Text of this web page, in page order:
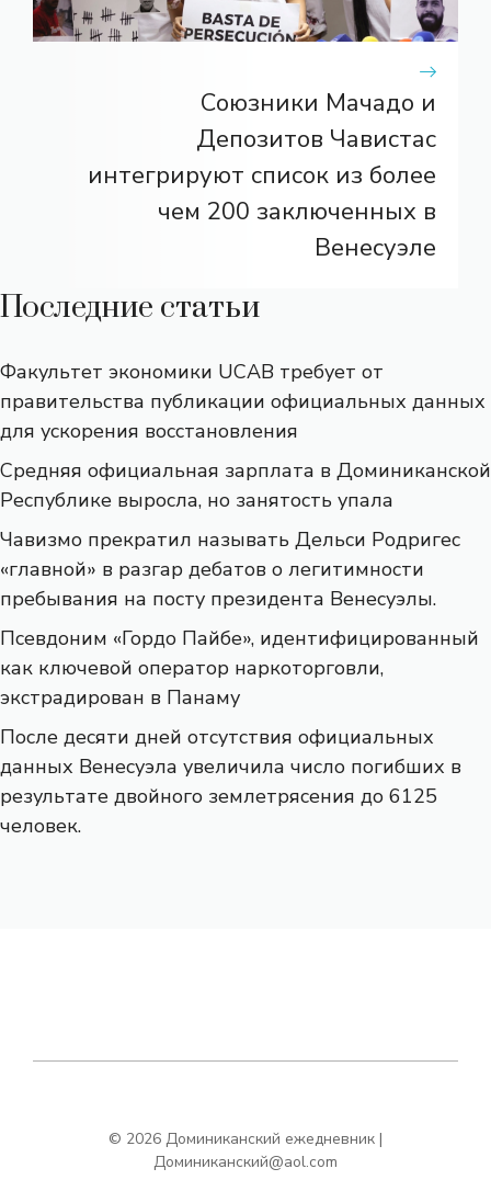
Союзники Мачадо и
Депозитов Чавистас
интегрируют список из более
чем 200 заключенных в
Венесуэле
Последние статьи
Факультет экономики UCAB требует от
правительства публикации официальных данных
для ускорения восстановления
Средняя официальная зарплата в Доминиканской
Республике выросла, но занятость упала
Чавизмо прекратил называть Дельси Родригес
«главной» в разгар дебатов о легитимности
пребывания на посту президента Венесуэлы.
Псевдоним «Гордо Пайбе», идентифицированный
как ключевой оператор наркоторговли,
экстрадирован в Панаму
После десяти дней отсутствия официальных
данных Венесуэла увеличила число погибших в
результате двойного землетрясения до 6125
человек.
© 2026 Доминиканский ежедневник |
Доминиканский@aol.com